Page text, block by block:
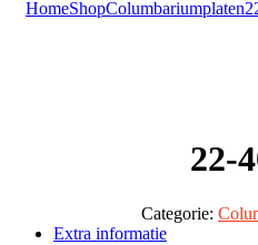
HomeShopColumbariumplaten
22-
Categorie:
Extra informatie